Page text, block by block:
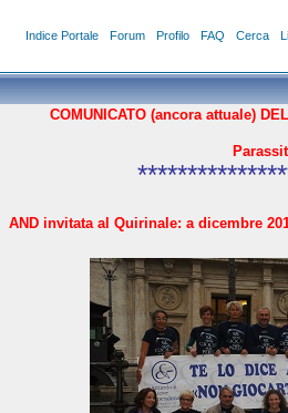
Indice Portale Forum Profilo FAQ Cerca
COMUNICATO (ancora attuale)
AND invitata al Quirinale: a dicembre